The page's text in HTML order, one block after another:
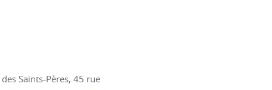
Saints-Pères, 45 rue